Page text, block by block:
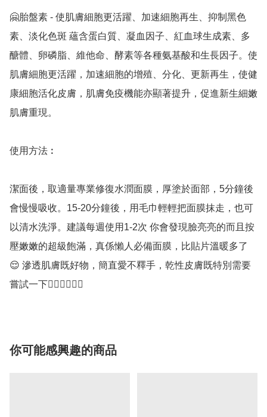
🤗胎盤素 - 使肌膚細胞更活躍、加速細胞再生、抑制黑色
素、淡化色斑 蘊含蛋白質、凝血因子、紅血球生成素、多
醣體、卵磷脂、維他命、酵素等各種氨基酸和生長因子。使
肌膚細胞更活躍，加速細胞的增殖、分化、更新再生，使健
康細胞活化皮膚，肌膚免疫機能亦顯著提升，促進新生細嫩
肌膚重現。
使用方法︰
潔面後，取適量專業修復水潤面膜，厚塗於面部，5分鐘後
會慢慢吸收。15-20分鐘後，用毛巾輕輕把面膜抹走，也可
以清水洗淨。建議每週使用1-2次 你會發現臉亮亮的而且按
壓嫩嫩的超級飽滿，真係懶人必備面膜，比貼片溫暖多了
😌 滲透肌膚既好物，簡直愛不釋手，乾性皮膚既特別需要
嘗試一下✌🏻✌🏻✌🏻
你可能感興趣的商品